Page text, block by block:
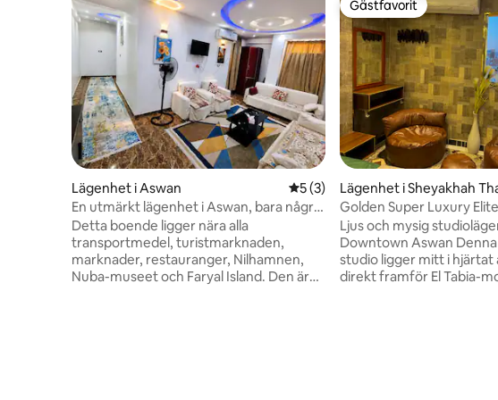
Lägenhet i Aswan 5 av 5 i genomsnittligt betyg, 3
5 (3)
En utmärkt lägenhet i Aswan, bara några
steg från Nilen
Detta boende ligger nära alla
transportmedel, turistmarknaden,
marknader, restauranger, Nilhamnen,
Nuba-museet och Faryal Island. Den är
Gästfavorit
Gästfavorit
Lägenhet i Sheyakhah
hah
Golden Super Luxury
Ljus och mysig
Downtown Aswan
studio ligger mitt i hjärtat
direkt framför El Tabia-